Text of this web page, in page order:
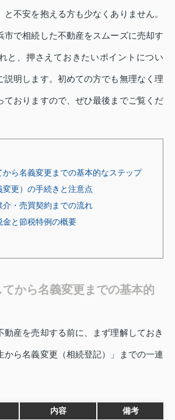
不安を抱える方も少なくありません。
市で相続した不動産をスムーズに売却す
と、押さえておきたいポイントについ
説明します。初めての方でも無理なく理
ておりますので、ぜひ最後までご覧くだ
から名義変更までの基本的なステップ
変更）の手続きと注意点
介・売買契約までの流れ
金と節税特例の概要
から名義変更までの基本的
動産を売却する前に、まず理解しておき
から名義変更（相続登記）」までの一連
内容 備考